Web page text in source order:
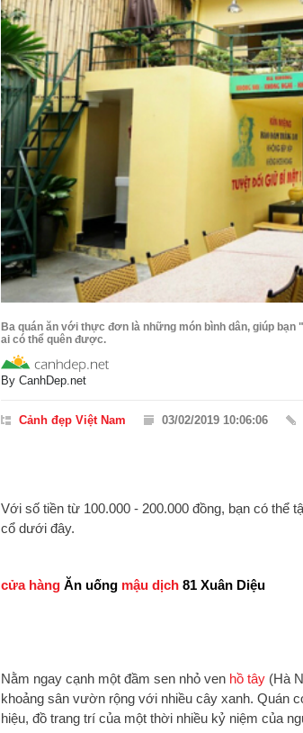
Ba quán ăn với thực đơn là những món bình dân, giúp
ai có thể quên được.
By CanhDep.net
Cảnh đẹp Việt Nam 03/02/2019 10:06:06
Với số tiền từ 100.000 - 200.000 đồng, bạn có thể
cổ dưới đây.
cửa hàng Ăn uống mậu dịch 81 Xuân Diệu
Nằm ngay cạnh một đầm sen nhỏ ven hồ tây (Hà
khoảng sân vườn rộng với nhiều cây xanh. Quán
hiệu, đồ trang trí của một thời nhiều kỷ niệm của